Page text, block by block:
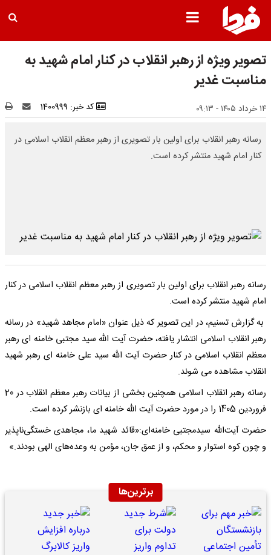
تصویر ویژه از رهبر انقلاب در کنار امام شهید به
مناسبت غدیر
۱۴ خرداد ۱۴۰۵ - ۰۹:۱۳ کد خبر: 1400999
رسانه رهبر انقلاب برای اولین بار تصویری از رهبر معظم انقلاب اسلامی در
کنار امام شهید منتشر کرده است.
رسانه رهبر انقلاب برای اولین بار تصویری از رهبر معظم انقلاب اسلامی در کنار
امام شهید منتشر کرده است.
به گزارش تسنیم، در این تصویر که ذیل عنوان «امام مجاهد شهید» در رسانه
رهبر انقلاب اسلامی انتشار یافته، حضرت آیت الله سید مجتبی خامنه ای رهبر
معظم انقلاب اسلامی در کنار حضرت آیت الله سید علی خامنه ای رهبر شهید
انقلاب مشاهده می شوند.
رسانه رهبر انقلاب اسلامی همچنین بخشی از بیانات رهبر معظم انقلاب در 20
فروردین 1405 را در مورد حضرت آیت الله خامنه ای بازنشر کرده است.
حضرت آیت‌الله سیدمجتبی خامنه‌ای:«قائد شهید ما، مجاهدی خستگی‌ناپذیر
و چون کوه استوار و محکم، و از عمق جان، مؤمن به وعده‌های الهی بودند.»
برترین‌ها